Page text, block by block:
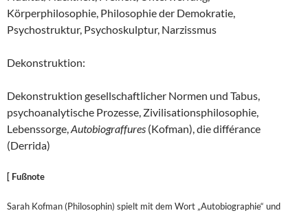
Körperphilosophie, Philosophie der Demokratie,
Psychostruktur, Psychoskulptur, Narzissmus
Dekonstruktion:
Dekonstruktion gesellschaftlicher Normen und Tabus,
psychoanalytische Prozesse, Zivilisationsphilosophie,
Lebenssorge,Autobiograffures (Kofman), die différance
(Derrida)
[ Fußnote
Sarah Kofman (Philosophin) spielt mit dem Wort „Autobiographie“ und